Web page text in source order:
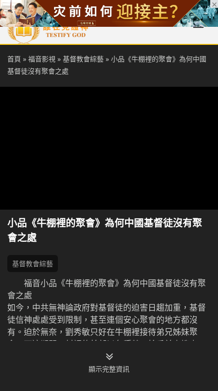
首頁 每日靈糧 天國福音 基督徒見證 信仰解答 聖經
首頁 » 福音影視 » 基督教會綜藝 » 小品《牛棚裡的聚會》為何中國
基督徒沒有聚會之處
小品《牛棚裡的聚會》為何中國基督徒沒有聚
會之處
基督教會綜藝
福音小品《牛棚裡的聚會》為何中國基督徒沒有聚
會之處
如今，中共無神論政府對基督徒的迫害日趨加重，基督
徒信神處處受到限制，甚至連個安心聚會的地方都沒
有。迫於無奈，劉秀敏只好在牛棚裡接待弟兄姊妹聚
會。可這期間，村裡的幹部以各種藉口輪番前來搜查，
還招來了中共警察……劉秀敏和弟兄姊妹的聚會能否正常
進行下去？他們會不會被發現？會不會被抓捕？小品
顯示完整資訊